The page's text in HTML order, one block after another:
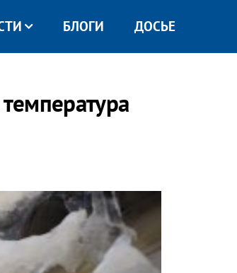
БЛОГИ ДОСЬЕ